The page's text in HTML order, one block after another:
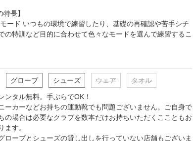
特長】
の特訓など目的に合わせて色々なモードを選んで練習するこ
慣付けることが期待できます。
イングチェック 正面後方のスイング動画を録画、再生、
マ送りすることができ専用アプリにスイングを保存すること
てチェックすることができます。
グローブ シューズ ウェア タオル
ンタル無料。手ぶらでOK！
ーカーなどお持ちの運動靴でも問題ございません。ご自身で
の場合は必要なクラブを数本だけお持ちいただくここともお
ます。
ローブとシューズの貸し出しを行っていない店舗もございま